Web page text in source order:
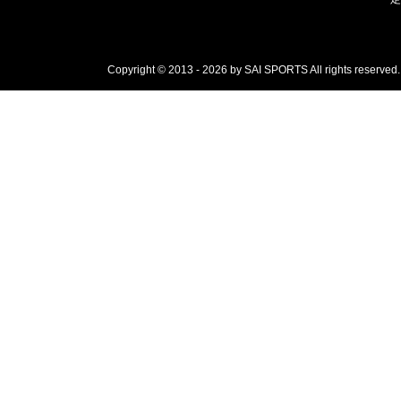
Copyright © 2013 - 2026 by SAI SPORTS All rights reserved.